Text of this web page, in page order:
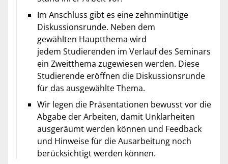
Im Anschluss gibt es eine zehnminütige
Diskussionsrunde. Neben dem
gewählten Hauptthema wird
jedem Studierenden im Verlauf des Seminars
ein Zweitthema zugewiesen werden. Diese
Studierende eröffnen die Diskussionsrunde
für das ausgewählte Thema.
Wir legen die Präsentationen bewusst vor die
Abgabe der Arbeiten, damit Unklarheiten
ausgeräumt werden können und Feedback
und Hinweise für die Ausarbeitung noch
berücksichtigt werden können.